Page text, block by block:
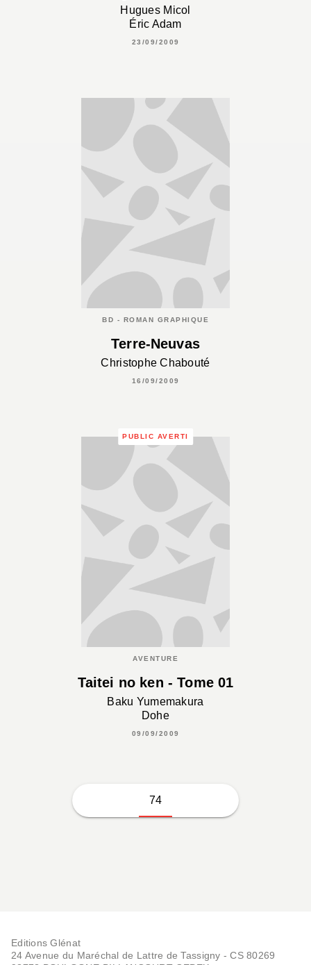
Hugues Micol
Éric Adam
23/09/2009
BD - ROMAN GRAPHIQUE
Terre-Neuvas
Christophe Chabouté
16/09/2009
PUBLIC AVERTI
AVENTURE
Taitei no ken - Tome 01
Baku Yumemakura
Dohe
09/09/2009
74
Editions Glénat
24 Avenue du Maréchal de Lattre de Tassigny - CS 80269